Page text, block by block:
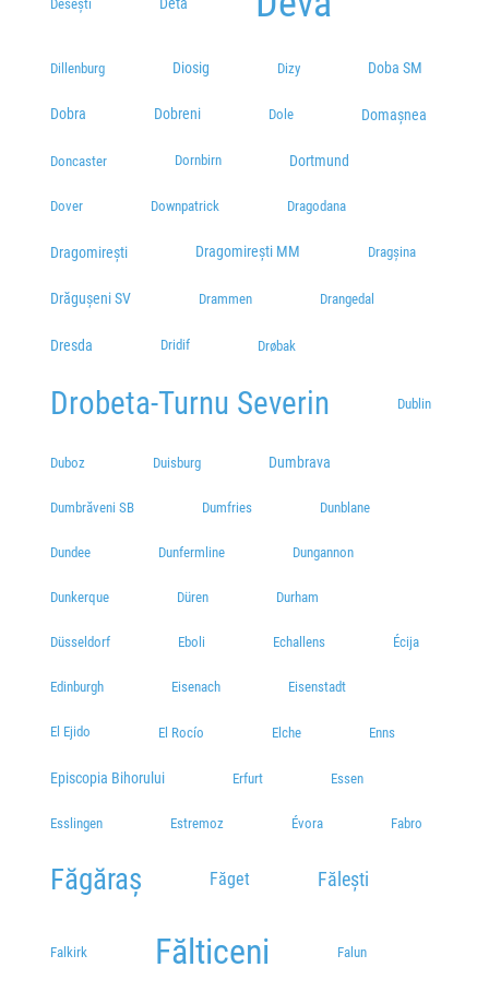
Desești Deta
Dillenburg Diosig Dizy Doba SM
Dobra Dobreni Dole Domașnea
Doncaster Dornbirn Dortmund
Dover Downpatrick Dragodana
Dragomirești Dragomirești MM Dragșina
Drăgușeni SV Drammen Drangedal
Dresda Dridif Drøbak
Drobeta-Turnu Severin Dublin
Duboz Duisburg Dumbrava
Dumbrăveni SB Dumfries Dunblane
Dundee Dunfermline Dungannon
Dunkerque Düren Durham
Düsseldorf Eboli Echallens Écija
Edinburgh Eisenach Eisenstadt
El Ejido El Rocío Elche Enns
Episcopia Bihorului Erfurt Essen
Esslingen Estremoz Évora Fabro
Făgăraș Făget Fălești
Falkirk Fălticeni Falun